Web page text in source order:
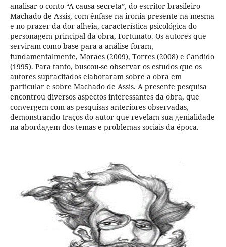
analisar o conto “A causa secreta”, do escritor brasileiro
Machado de Assis, com ênfase na ironia presente na mesma
e no prazer da dor alheia, característica psicológica do
personagem principal da obra, Fortunato. Os autores que
serviram como base para a análise foram,
fundamentalmente, Moraes (2009), Torres (2008) e Candido
(1995). Para tanto, buscou-se observar os estudos que os
autores supracitados elaboraram sobre a obra em
particular e sobre Machado de Assis. A presente pesquisa
encontrou diversos aspectos interessantes da obra, que
convergem com as pesquisas anteriores observadas,
demonstrando traços do autor que revelam sua genialidade
na abordagem dos temas e problemas sociais da época.